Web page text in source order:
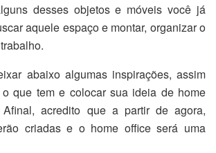
desses objetos e móveis você já
aquele espaço e montar, organizar o
abaixo algumas inspirações, assim
que tem e colocar sua ideia de home
acredito que a partir de agora,
criadas e o home office será uma